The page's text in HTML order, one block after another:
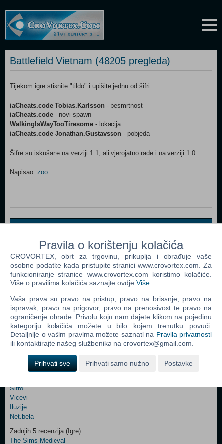
Battlefield Vietnam (48205 pregleda)
Tijekom igre stisnite "tildo" i upišite jednu od šifri:
iaCheats.code Tobias.Karlsson - besmrtnost
iaCheats.code - novi spawn
WalkingIsWayTooTiresome - lokacija
iaCheats.code Jonathan.Gustavsson - pobjeda
Šifre su iskušane na verziji 1.1, ali vjerojatno rade i na verziji 1.0.
Napisao: zoo
Webshop newsletter
Ime i prezime
Vaš email
Control
Field
One
Newsletter
Control
Field
Two
Newsletter
Prijavi me Odjava
Ova stranica i njen sadržaj su © Copyright 2001 - 2026 by CroVortex.
Šifre
Vicevi
Iluzije
Net.bela
Zadnjih 5 recenzija (Igre)
The Sims Medieval
Pravila o korištenju kolačića
CROVORTEX, obrt za trgovinu, prikuplja i obrađuje vaše
osobne podatke kada pristupite stranici www.crovortex.com. Za
funkcioniranje stranice www.crovortex.com koristimo kolačiće.
Više o pravilima kolačića saznajte ovdje Više
Vaša prava su pravo na pristup, pravo na brisanje, pravo na
ispravak, pravo na prigovor, pravo na prenosivost te pravo na
ograničenje obrade. Privolu koju nam dajete klikom na pojedinu
kategoriju kolačića možete u bilo kojem trenutku povući.
Detaljnije o vašim pravima možete saznati na Pravila privatnosti
ili kontaktirajte našeg službenika na crovortex@gmail.com.
Prihvati sve Prihvati samo nužno Postavke